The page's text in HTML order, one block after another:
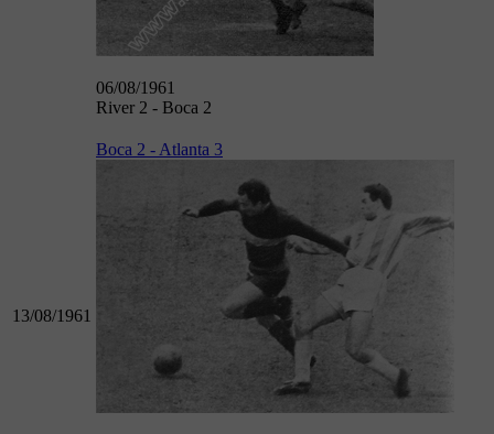
06/08/1961
River 2 - Boca 2
13/08/1961
Boca 2 - Atlanta 3